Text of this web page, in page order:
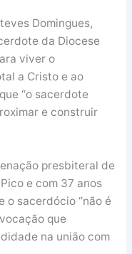
Domingues,
da Diocese
viver o
a Cristo e ao
“o sacerdote
e construir
presbiteral de
e com 37 anos
o sacerdócio “não é
que
na união com